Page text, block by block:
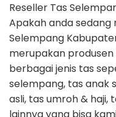
Reseller Tas
Apakah anda sedang
Selempang
merupakan
berbagai jenis tas
selempang, tas anak
asli, tas umroh & haji,